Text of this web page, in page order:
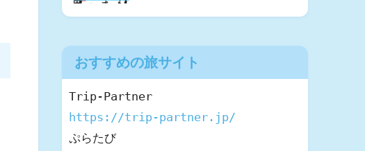
おすすめの旅サイト
https://trip-partner.jp/